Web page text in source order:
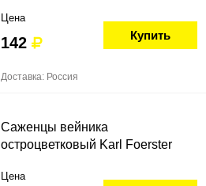
Цена
142 Купить
Доставка: Россия
Саженцы вейника
остроцветковый Karl Foerster
Цена